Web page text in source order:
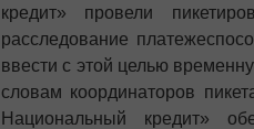
кредит» провели
расследование
ввести с этой целью
словам координаторов
Национальный кредит»